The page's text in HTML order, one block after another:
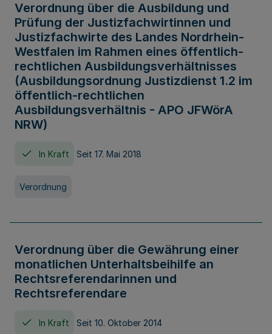
Verordnung über die Ausbildung und
Prüfung der Justizfachwirtinnen und
Justizfachwirte des Landes Nordrhein-
Westfalen im Rahmen eines öffentlich-
rechtlichen Ausbildungsverhältnisses
(Ausbildungsordnung Justizdienst 1.2 im
öffentlich-rechtlichen
Ausbildungsverhältnis - APO JFWörA
NRW)
In Kraft Seit 17. Mai 2018
Verordnung
Verordnung über die Gewährung einer
monatlichen Unterhaltsbeihilfe an
Rechtsreferendarinnen und
Rechtsreferendare
In Kraft Seit 10. Oktober 2014